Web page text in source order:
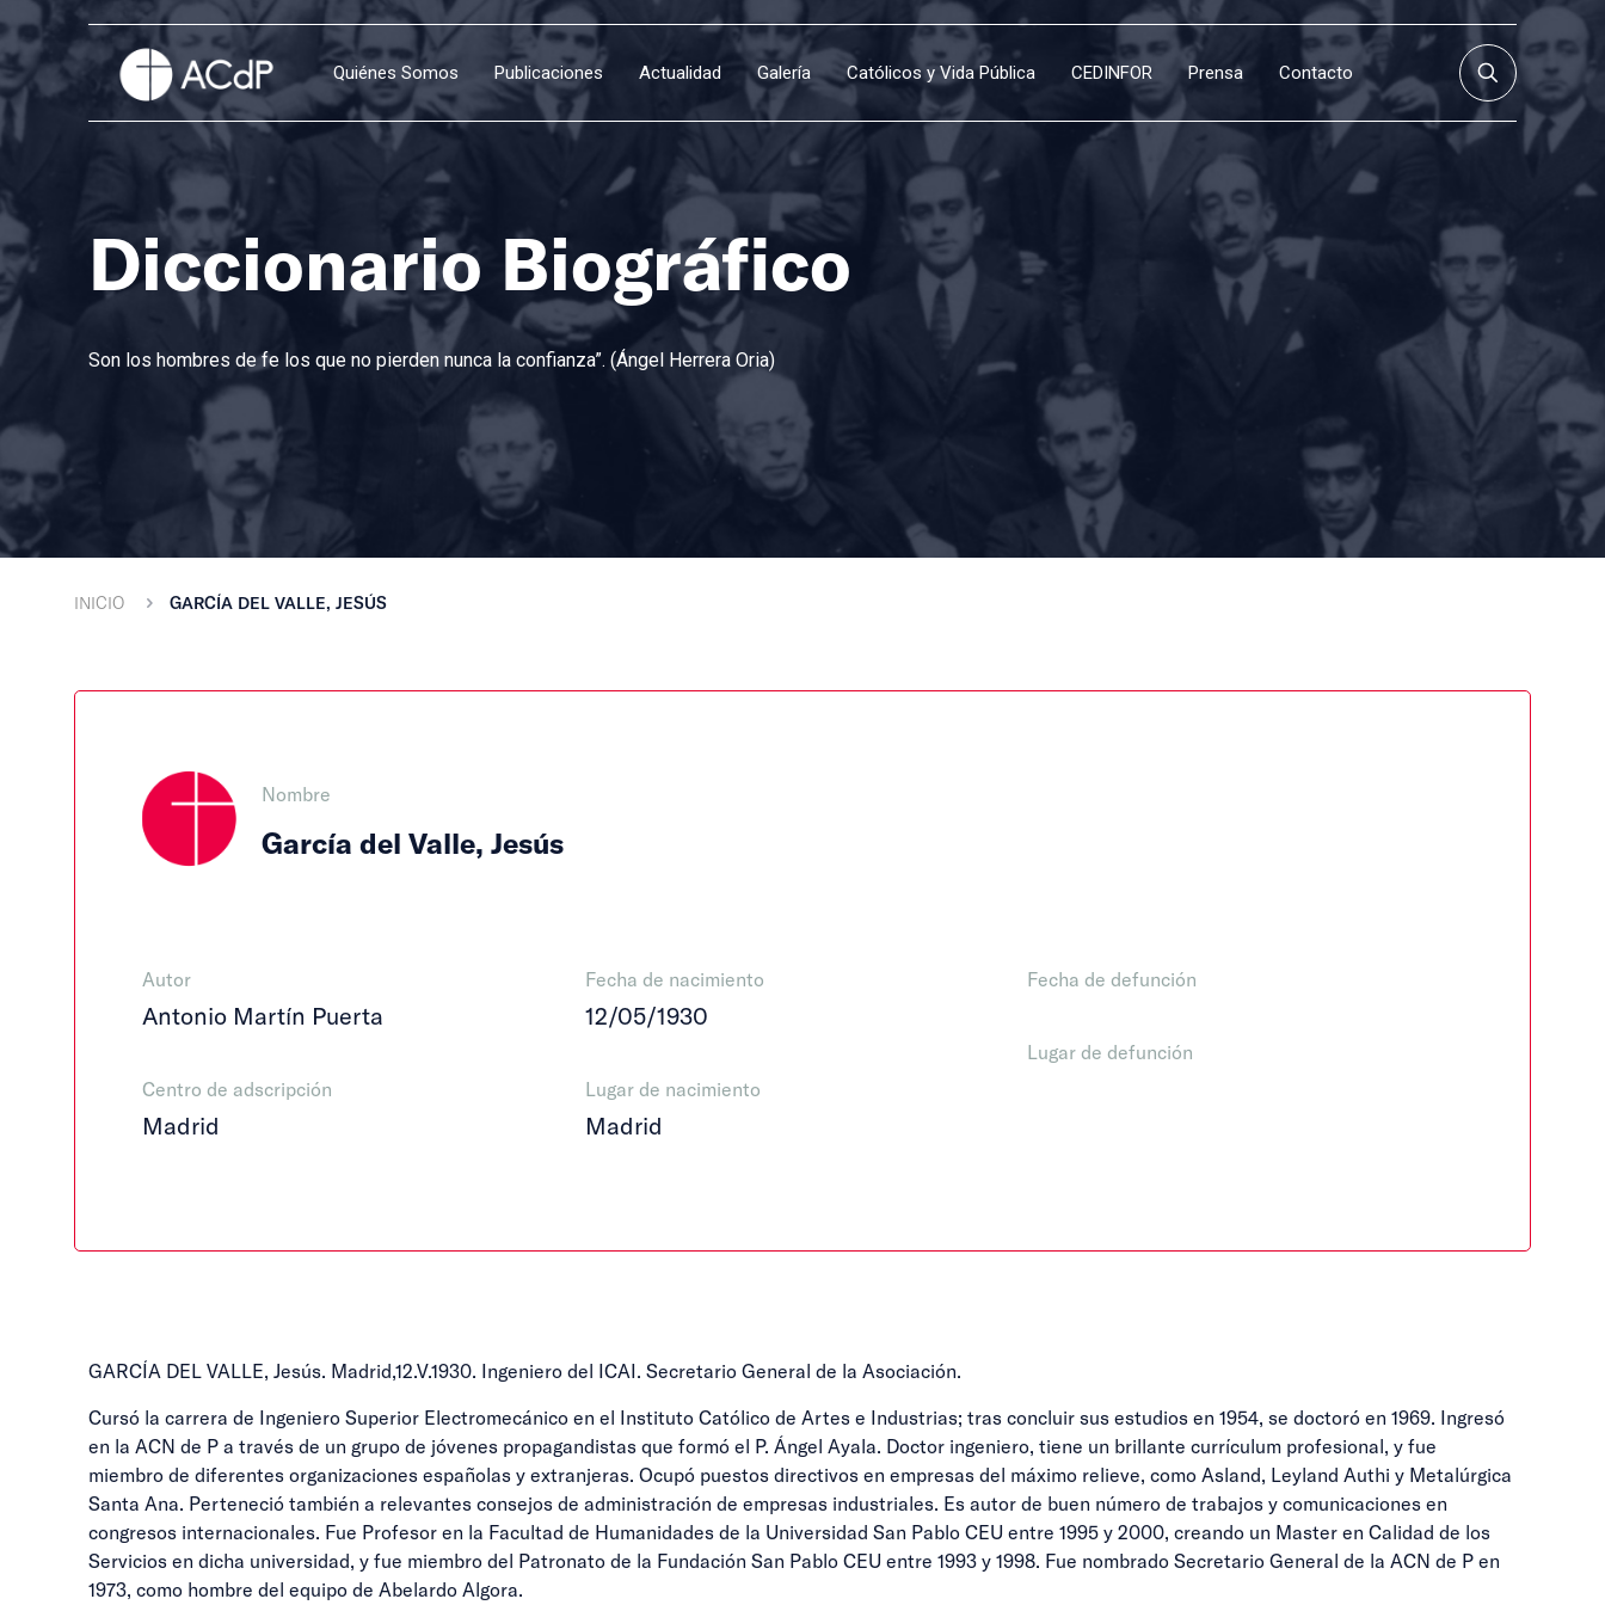
Quiénes Somos Publicaciones Actualidad Galería Católicos y Vida Pública CEDINFOR Prensa Contacto
Diccionario Biográfico
Son los hombres de fe los que no pierden nunca la confianza”. (Ángel Herrera Oria)
INICIO GARCÍA DEL VALLE, JESÚS
Nombre
García del Valle, Jesús
Autor
Antonio Martín Puerta
Centro de adscripción
Madrid
Fecha de nacimiento
12/05/1930
Lugar de nacimiento
Madrid
Fecha de defunción
Lugar de defunción
GARCÍA DEL VALLE, Jesús. Madrid,12.V.1930. Ingeniero del ICAI. Secretario General de la Asociación.
Cursó la carrera de Ingeniero Superior Electromecánico en el Instituto Católico de Artes e Industrias; tras concluir sus estudios en 1954, se doctoró en 1969. Ingresó
en la ACN de P a través de un grupo de jóvenes propagandistas que formó el P. Ángel Ayala. Doctor ingeniero, tiene un brillante currículum profesional, y fue
miembro de diferentes organizaciones españolas y extranjeras. Ocupó puestos directivos en empresas del máximo relieve, como Asland, Leyland Authi y Metalúrgica
Santa Ana. Perteneció también a relevantes consejos de administración de empresas industriales. Es autor de buen número de trabajos y comunicaciones en
congresos internacionales. Fue Profesor en la Facultad de Humanidades de la Universidad San Pablo CEU entre 1995 y 2000, creando un Master en Calidad de los
Servicios en dicha universidad, y fue miembro del Patronato de la Fundación San Pablo CEU entre 1993 y 1998. Fue nombrado Secretario General de la ACN de P en
1973, como hombre del equipo de Abelardo Algora.